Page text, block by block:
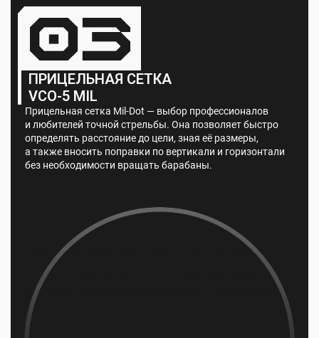
ПРИЦЕЛЬНАЯ СЕТКА
VCO-5 MIL
Прицельная сетка Mil-Dot — выбор профессионалов
и любителей точной стрельбы. Она позволяет быстро
определять расстояние до цели, зная её размеры,
а также вносить поправки по вертикали и горизонтали
без необходимости вращать барабаны.
Прицельная сетка, расположенная во второй фокальной
плоскости (SFP), оснащена одиннадцатью уровнями
яркости подсветки прицельной точки. Для удобства
между каждым уровнем предусмотрено промежуточное
положение с отключением подсветки.